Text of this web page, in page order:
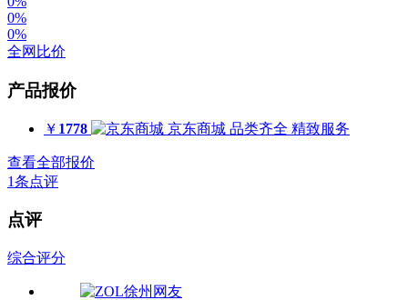
0%
0%
全网比价
产品报价
￥ 1778 京东商城 品类齐全 精致服务
查看全部报价
1条点评
点评
综合评分